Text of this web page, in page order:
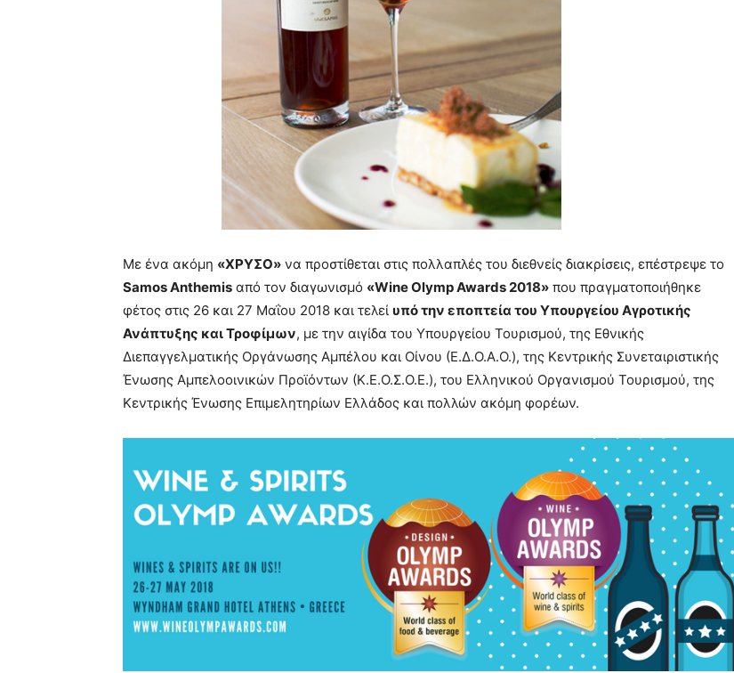
Με ένα ακόμη «ΧΡΥΣΟ» να προστίθεται στις πολλαπλές του διεθνείς διακρίσεις, επέστρεψε το
Samos Anthemis από τον διαγωνισμό «Wine Olymp Awards 2018» που πραγματοποιήθηκε
φέτος στις 26 και 27 Μαΐου 2018 και τελεί υπό την εποπτεία του Υπουργείου Αγροτικής
Ανάπτυξης και Τροφίμων, με την αιγίδα του Υπουργείου Τουρισμού, της Εθνικής
Διεπαγγελματικής Οργάνωσης Αμπέλου και Οίνου (Ε.Δ.Ο.Α.Ο.), της Κεντρικής Συνεταιριστικής
Ένωσης Αμπελοοινικών Προϊόντων (Κ.Ε.Ο.Σ.Ο.Ε.), του Ελληνικού Οργανισμού Τουρισμού, της
Κεντρικής Ένωσης Επιμελητηρίων Ελλάδος και πολλών ακόμη φορέων.